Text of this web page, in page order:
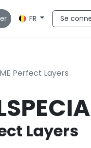
FR Se
Perfect Layers
Layers